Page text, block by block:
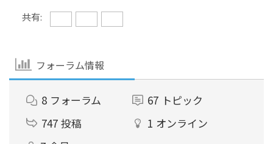
共有:
フォーラム情報
8 フォーラム 67 トピック
747 投稿 1 オンライン